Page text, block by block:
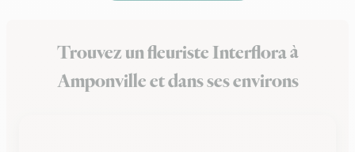
Trouvez un fleuriste Interflora à
Amponville et dans ses environs